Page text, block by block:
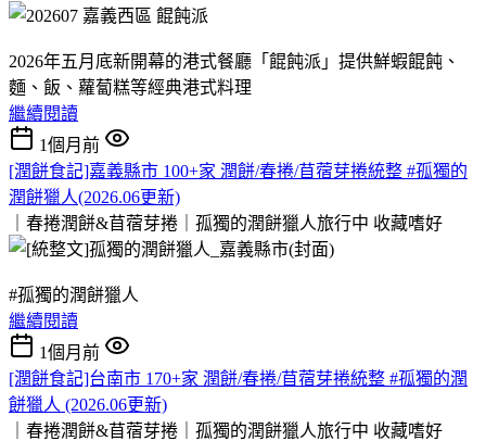
2026年五月底新開幕的港式餐廳「餛飩派」提供鮮蝦餛飩、
麵、飯、蘿蔔糕等經典港式料理
繼續閱讀
1個月前
[潤餅食記]嘉義縣市 100+家 潤餅/春捲/苜蓿芽捲統整 #孤獨的
潤餅獵人(2026.06更新)
｜春捲潤餅&苜蓿芽捲｜孤獨的潤餅獵人旅行中 收藏嗜好
#孤獨的潤餅獵人
繼續閱讀
1個月前
[潤餅食記]台南市 170+家 潤餅/春捲/苜蓿芽捲統整 #孤獨的潤
餅獵人 (2026.06更新)
｜春捲潤餅&苜蓿芽捲｜孤獨的潤餅獵人旅行中 收藏嗜好